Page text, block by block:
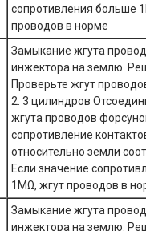
сопротивления больше
проводов в норме
Замыкание жгута
инжектора на землю.
Проверьте жгут
2. 3 цилиндров
жгута проводов
сопротивление
относительно земли
Если значение
1MΩ, жгут проводов в
Замыкание жгута
инжектора на землю.